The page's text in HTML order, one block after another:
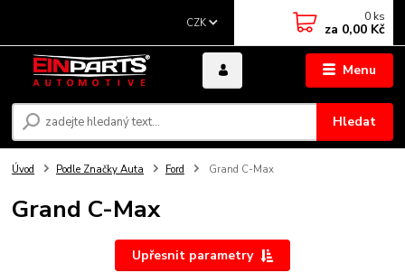
Menu
CZK
Hledat
0 ks
za 0,00 Kč
Úvod Podle Značky Auta Ford Grand C-Max
Grand C-Max
Upřesnit parametry